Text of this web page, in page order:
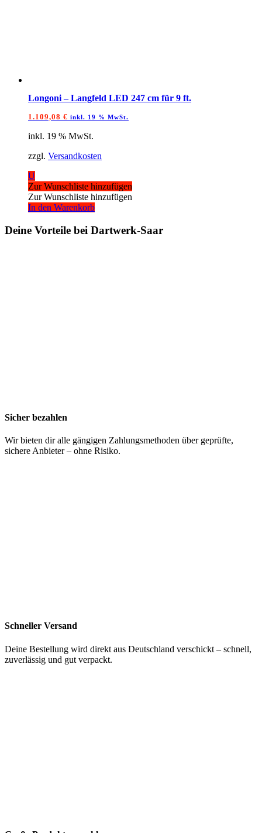
Longoni – Langfeld LED 247 cm für 9 ft.
1.109,08 € inkl. 19 % MwSt.
inkl. 19 % MwSt.
zzgl. Versandkosten
U
Zur Wunschliste hinzufügen
Zur Wunschliste hinzufügen
In den Warenkorb
Deine Vorteile bei Dartwerk-Saar
Sicher bezahlen
Wir bieten dir alle gängigen Zahlungsmethoden über geprüfte,
sichere Anbieter – ohne Risiko.
Schneller Versand
Deine Bestellung wird direkt aus Deutschland verschickt – schnell,
zuverlässig und gut verpackt.